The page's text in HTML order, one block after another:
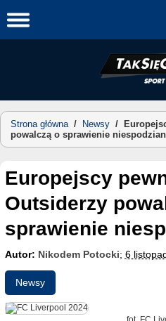
to
Strona główna/ Newsy /
powalczą o sprawienie
Europejscy pewniacy.
Outsiderzy
sprawienie
Autor: Nikodem Potocki; 6
Newsy